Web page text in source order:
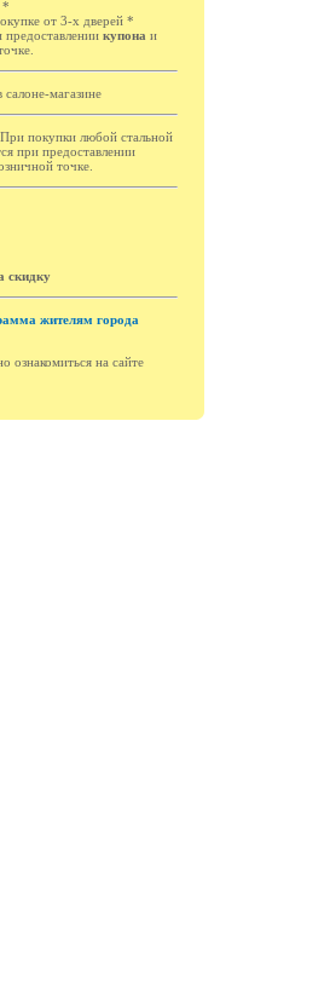
*
от 3-х дверей *
купона и
магазине
покупки любой стальной
при предоставлении
точке.
скидку
жителям города
на сайте